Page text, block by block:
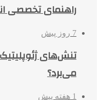
راهنمای تخصصی
7 روز پیش
تنش‌های
می‌برد؟
1 هفته پیش